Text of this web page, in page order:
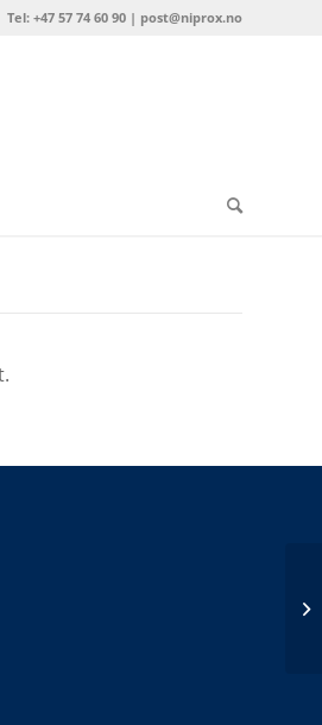
Tel: +47 57 74 60 90 | post@niprox.no